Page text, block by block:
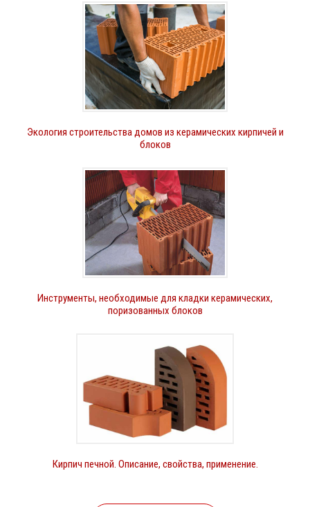
Экология строительства домов из керамических кирпичей и
блоков
Инструменты, необходимые для кладки керамических,
поризованных блоков
Кирпич печной. Описание, свойства, применение.